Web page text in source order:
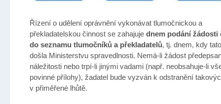
Řízení o udělení oprávnění vykonávat tlumočnickou a
překladatelskou činnost se zahajuje dnem podání žádosti
do seznamu tlumočníků a překladatelů, tj. dnem, kdy
došla Ministerstvu spravedlnosti. Nemá-li žádost
náležitosti nebo trpí-li jinými vadami (např. neobsahuje-li
povinné přílohy), žadatel bude vyzván k odstranění
v přiměřené lhůtě.